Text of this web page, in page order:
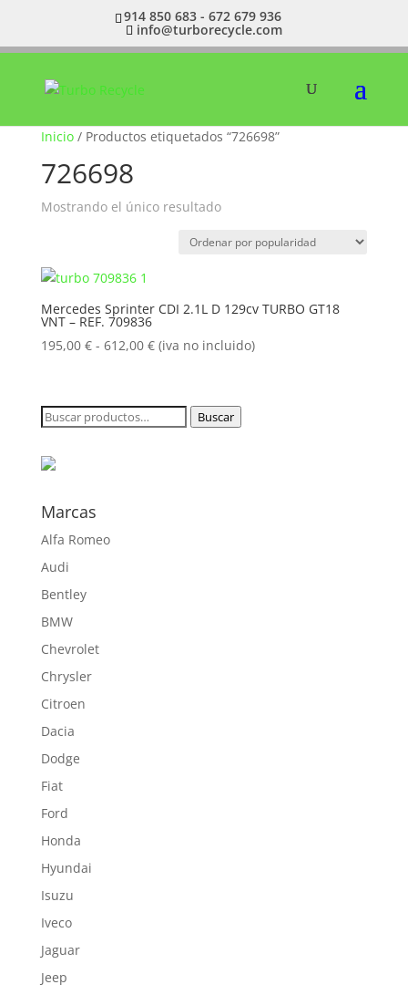
914 850 683 - 672 679 936
info@turborecycle.com
Inicio/ Productos etiquetados “726698”
726698
Mostrando el único resultado
Mercedes Sprinter CDI 2.1L D 129cv TURBO GT18
VNT – REF. 709836
195,00 € - 612,00 €Rango
desde
195,00 €
(iva no incluido)
Buscar
Buscar
Marcas
Alfa Romeo
Audi
Bentley
BMW
Chevrolet
Chrysler
Citroen
Dacia
Dodge
Fiat
Ford
Honda
Hyundai
Isuzu
Iveco
Jaguar
Jeep